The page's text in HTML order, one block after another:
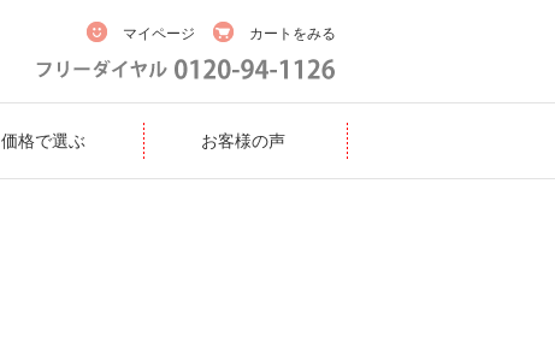
マイページ カートをみる
価格で選ぶ お客様の声